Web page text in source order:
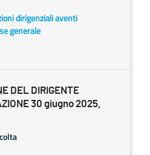
dirigenziali aventi
generale
DEL DIRIGENTE
30 giugno 2025,